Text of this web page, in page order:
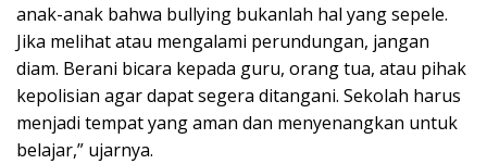
anak-anak bahwa bullying bukanlah hal yang sepele.
Jika melihat atau mengalami perundungan, jangan
diam. Berani bicara kepada guru, orang tua, atau pihak
kepolisian agar dapat segera ditangani. Sekolah harus
menjadi tempat yang aman dan menyenangkan untuk
belajar,” ujarnya.